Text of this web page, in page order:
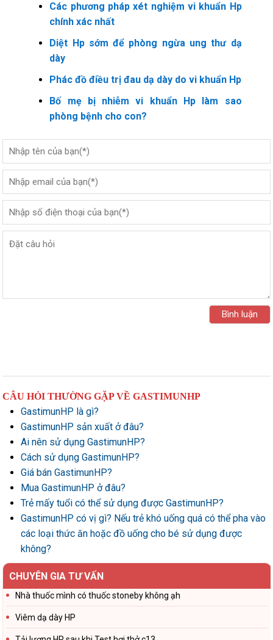
Các phương pháp xét nghiệm vi khuẩn Hp
chính xác nhất
Diệt Hp sớm để phòng ngừa ung thư dạ
dày
Phác đồ điều trị đau dạ dày do vi khuẩn Hp
Bố mẹ bị nhiễm vi khuẩn Hp làm sao
phòng bệnh cho con?
CÂU HỎI THƯỜNG GẶP VỀ GASTIMUNHP
GastimunHP là gì?
GastimunHP sản xuất ở đâu?
Ai nên sử dụng GastimunHP?
Cách sử dụng GastimunHP?
Giá bán GastimunHP?
Mua GastimunHP ở đâu?
Trẻ mấy tuổi có thể sử dụng được GastimunHP?
GastimunHP có vị gì? Nếu trẻ khó uống quá có thể pha vào
các loại thức ăn hoặc đồ uống cho bé sử dụng được
không?
CHUYÊN GIA TƯ VẤN
Nhà thuốc mình có thuốc stoneby không ạh
Viêm dạ dày HP